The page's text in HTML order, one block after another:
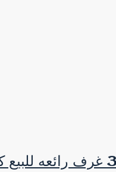
شقه 155م 3 غرف رائعه